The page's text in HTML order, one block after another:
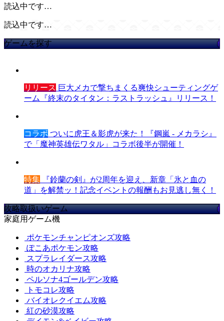
読込中です…
読込中です…
ゲームを探す
リリース 巨大メカで撃ちまくる爽快シューティングゲ
ーム『終末のタイタン：ラストラッシュ』リリース！
コラボ ついに虎王＆影虎が来た！『鋼嵐 - メカラシ』
で「魔神英雄伝ワタル」コラボ後半が開催！
特集 『鈴蘭の剣』が2周年を迎え、新章「氷と血の
道」を解禁ッ！記念イベントの報酬もお見逃し無く！
攻略取扱いゲーム
家庭用ゲーム機
ポケモンチャンピオンズ攻略
ぽこあポケモン攻略
スプラレイダース攻略
時のオカリナ攻略
ペルソナ4ゴールデン攻略
トモコレ攻略
バイオレクイエム攻略
紅の砂漠攻略